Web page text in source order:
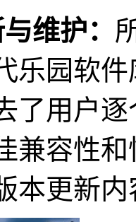
维护：
乐园软
了用户
兼容性
本更新